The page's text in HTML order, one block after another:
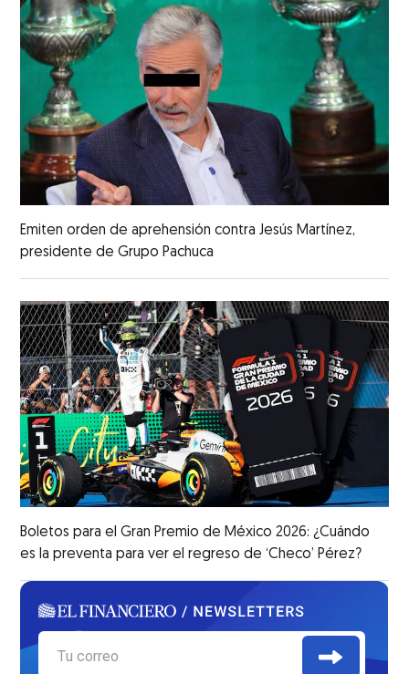
Emiten orden de aprehensión contra Jesús Martínez,
presidente de Grupo Pachuca
Boletos para el Gran Premio de México 2026: ¿Cuándo
es la preventa para ver el regreso de ‘Checo’ Pérez?